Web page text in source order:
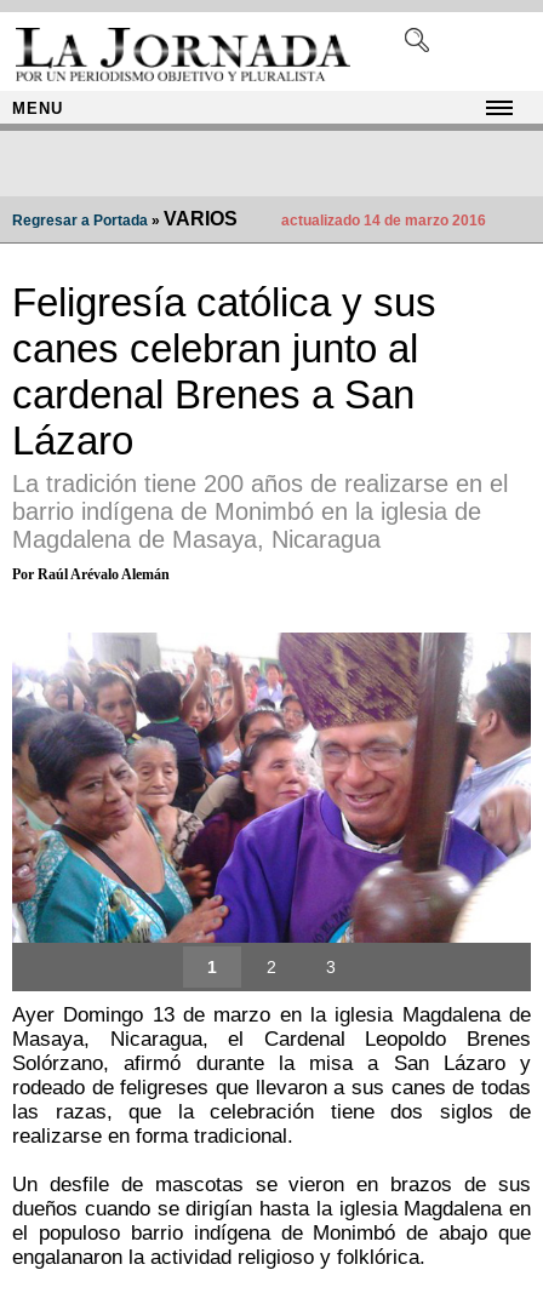
MENU
Regresar a Portada » VARIOS actualizado 14 de marzo 2016
Feligresía católica y sus
canes celebran junto al
cardenal Brenes a San
Lázaro
La tradición tiene 200 años de realizarse en el
barrio indígena de Monimbó en la iglesia de
Magdalena de Masaya, Nicaragua
Por Raúl Arévalo Alemán
1 2 3
Ayer Domingo 13 de marzo en la iglesia Magdalena de
Masaya, Nicaragua, el Cardenal Leopoldo Brenes
Solórzano, afirmó durante la misa a San Lázaro y
rodeado de feligreses que llevaron a sus canes de todas
las razas, que la celebración tiene dos siglos de
realizarse en forma tradicional.
Un desfile de mascotas se vieron en brazos de sus
dueños cuando se dirigían hasta la iglesia Magdalena en
el populoso barrio indígena de Monimbó de abajo que
engalanaron la actividad religioso y folklórica.